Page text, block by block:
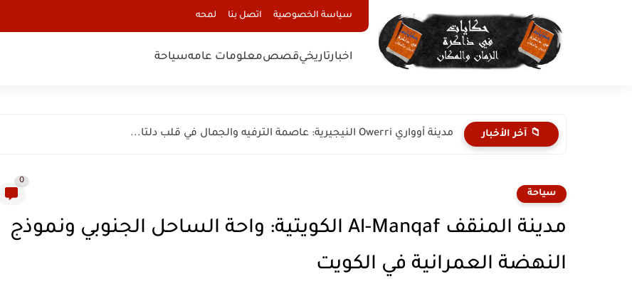
سياسة الخصوصية اتصل بنا لمحه
اخبارتاريخيقصصمعلومات عامهسياحة
📁 آخر الأخبار مدينة أوواري Owerri النيجيرية: عاصمة الترفيه والجمال في قلب دلتا...
سياحة
0
مدينة المنقف Al-Manqaf الكويتية: واحة الساحل الجنوبي ونموذج
النهضة العمرانية في الكويت